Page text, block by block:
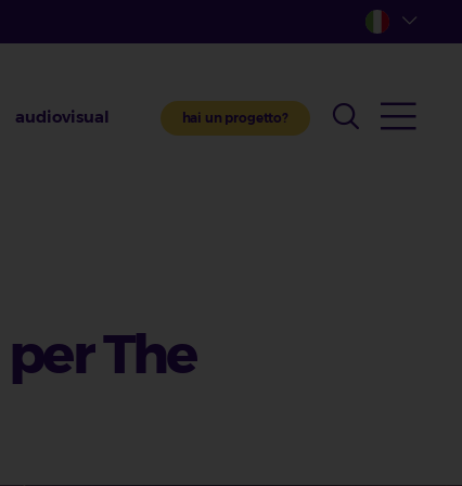
audiovisual hai un progetto?
The